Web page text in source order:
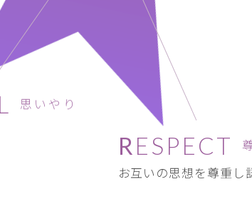
思いやり
RESPECT
お互いの思想を尊重し